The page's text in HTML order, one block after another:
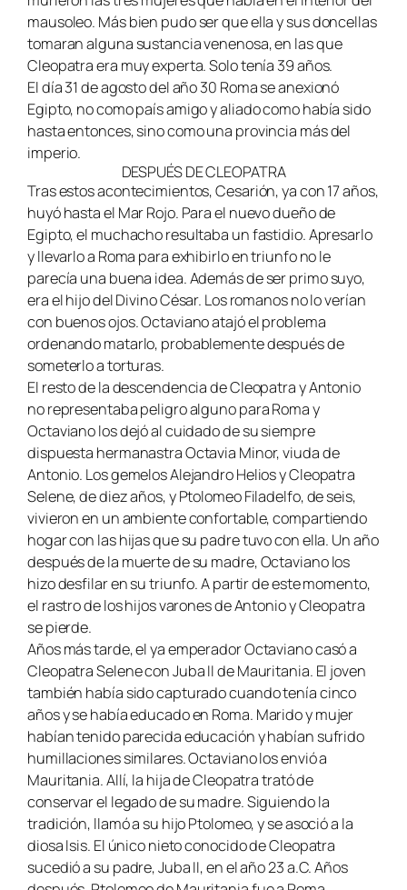
mausoleo. Más bien pudo ser que ella y sus doncellas
tomaran alguna sustancia venenosa, en las que
Cleopatra era muy experta. Solo tenía 39 años.
El día 31 de agosto del año 30 Roma se anexionó
Egipto, no como país amigo y aliado como había sido
hasta entonces, sino como una provincia más del
imperio.
DESPUÉS DE CLEOPATRA
Tras estos acontecimientos, Cesarión, ya con 17 años,
huyó hasta el Mar Rojo. Para el nuevo dueño de
Egipto, el muchacho resultaba un fastidio. Apresarlo
y llevarlo a Roma para exhibirlo en triunfo no le
parecía una buena idea. Además de ser primo suyo,
era el hijo del Divino César. Los romanos no lo verían
con buenos ojos. Octaviano atajó el problema
ordenando matarlo, probablemente después de
someterlo a torturas.
El resto de la descendencia de Cleopatra y Antonio
no representaba peligro alguno para Roma y
Octaviano los dejó al cuidado de su siempre
dispuesta hermanastra Octavia Minor, viuda de
Antonio. Los gemelos Alejandro Helios y Cleopatra
Selene, de diez años, y Ptolomeo Filadelfo, de seis,
vivieron en un ambiente confortable, compartiendo
hogar con las hijas que su padre tuvo con ella. Un año
después de la muerte de su madre, Octaviano los
hizo desfilar en su triunfo. A partir de este momento,
el rastro de los hijos varones de Antonio y Cleopatra
se pierde.
Años más tarde, el ya emperador Octaviano casó a
Cleopatra Selene con Juba II de Mauritania. El joven
también había sido capturado cuando tenía cinco
años y se había educado en Roma. Marido y mujer
habían tenido parecida educación y habían sufrido
humillaciones similares. Octaviano los envió a
Mauritania. Allí, la hija de Cleopatra trató de
conservar el legado de su madre. Siguiendo la
tradición, llamó a su hijo Ptolomeo, y se asoció a la
diosa Isis. El único nieto conocido de Cleopatra
sucedió a su padre, Juba II, en el año 23 a.C. Años